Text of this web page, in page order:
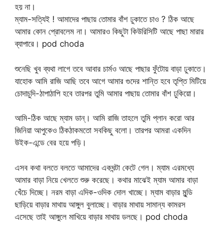
হয় না।
ম্যাম-সত্যিই ! আমাদের পাছায় তোমার বাঁশ ঢুকাতে চাও ? ঠিক আছে
আমার কোন প্রোবলেম না। আমারও কিছুটা কিউরিসিটি আছে পাছা মারার
ব্যাপারে। pod choda
শুনেছি খুব ব্যথা লাগে তবে আবার চার্মও আছে পাছার ফুঁটোয় বাড়া ঢুকাতে।
যাহোক আমি রাজি আছি তবে আগে আমার গুদের শান্তি হবে তৃপ্তি মিটিয়ে
চোদাচুদি-ঠাপাঠাপি হবে তারপর তুমি আমার পাছায় তোমার বাঁশ ঢুকিয়ো।
আমি-ঠিক আছে ম্যাম ডান্। আমি রাজি তাহলে তুমি প্লান করো আর
জিনিয়া আপুকেও ঠিকঠাকমতো সবকিছু বলো। তারপর আমরা একদিন
উইক-এন্ডে বের হয়ে পড়ি।
এসব কথা বলতে বলতে আমাদের একঘন্টা কেটে গেল। ম্যাম এরমধ্যে
আমার বাড়া নিয়ে খেলতে শুরু করেছে। কথার মাঝেই ম্যাম আমার বাড়া
খেঁচে দিচ্ছে। নরম বাড়া এদিক-ওদিক দোল খাচ্ছে। ম্যাম বাড়ার মুন্ডি
ছাড়িয়ে বাড়ার মাথায় আঙ্গুল বুলাচ্ছে। বাড়ার মাথায় সামান্য কামরস
এসেছে তাই আঙ্গুলে মাখিয়ে বাড়ার মাথায় ডলছে। pod choda